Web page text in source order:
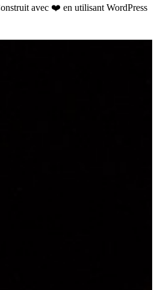
avec ❤️ en utilisant WordPress